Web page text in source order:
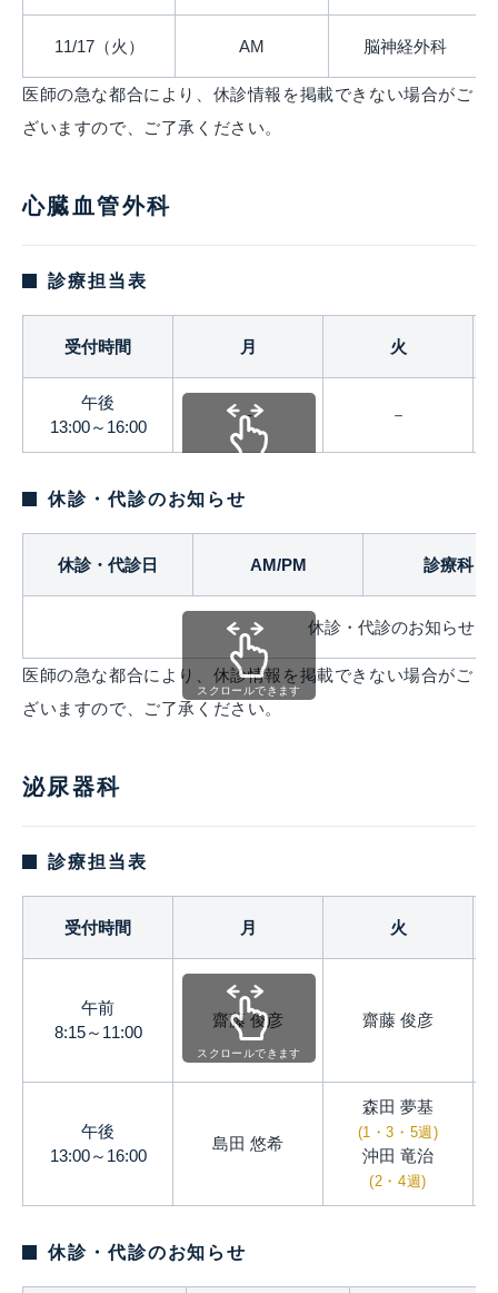
11/17（火） AM 脳神経外科
医師の急な都合により、休診情報を掲載できない場合がご
ざいますので、ご了承ください。
心臓血管外科
診療担当表
受付時間 月 火
午後
13:00～16:00
－ －
休診・代診のお知らせ
休診・代診日 AM/PM 診療科
休診・代診のお知らせは
医師の急な都合により、休診情報を掲載できない場合がご
ざいますので、ご了承ください。
スクロールできます
泌尿器科
診療担当表
受付時間 月 火
午前
8:15～11:00
齋藤 俊彦 齋藤 俊彦
午後
13:00～16:00
島田 悠希
森田 夢基
(1・3・5週)
沖田 竜治
(2・4週)
スクロールできます
休診・代診のお知らせ